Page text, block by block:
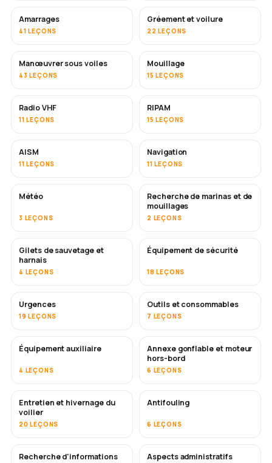
Amarrages
41 LEÇONS
Gréement et voilure
22 LEÇONS
Manœuvrer sous voiles
43 LEÇONS
Mouillage
15 LEÇONS
Radio VHF
11 LEÇONS
RIPAM
15 LEÇONS
AISM
11 LEÇONS
Navigation
11 LEÇONS
Météo
3 LEÇONS
Recherche de marinas et de
mouillages
2 LEÇONS
Gilets de sauvetage et
harnais
4 LEÇONS
Équipement de sécurité
18 LEÇONS
Urgences
19 LEÇONS
Outils et consommables
7 LEÇONS
Équipement auxiliaire
4 LEÇONS
Annexe gonflable et moteur
hors-bord
6 LEÇONS
Entretien et hivernage du
voilier
20 LEÇONS
BIENTÔT
Antifouling
6 LEÇONS
Recherche d'informations Aspects administratifs